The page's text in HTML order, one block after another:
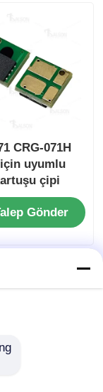
CRG-071H
uyumlu
çipi
Gönder